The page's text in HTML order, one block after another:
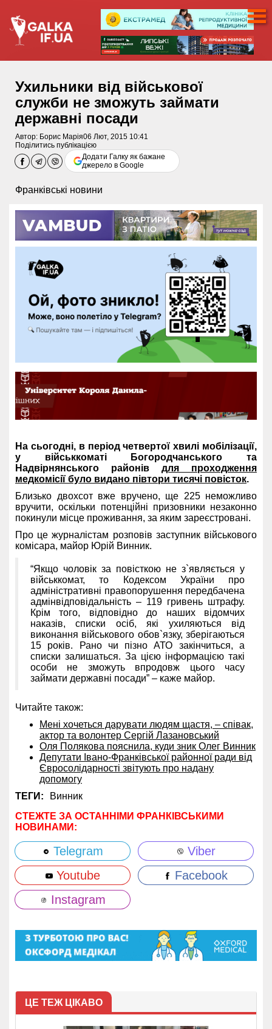
Ухильники від військової
служби не зможуть займати
державні посади
Автор: Борис Марія06 Лют, 2015 10:41
Поділитись публікацією
Додати Галку як бажане
джерело в Google
Франківські новини
На сьогодні, в період четвертої хвилі мобілізації,
у військкоматі Богородчанського та
Надвірнянського районів для проходження
медкомісії було видано півтори тисячі повісток.
Близько двохсот вже вручено, ще 225 неможливо
вручити, оскільки потенційні призовники незаконно
покинули місце проживання, за яким зареєстровані.
Про це журналістам розповів заступник військового
комісара, майор Юрій Винник.
“Якщо чоловік за повісткою не з`являється у
військкомат, то Кодексом України про
адміністративні правопорушення передбачена
адмінвідповідальність – 119 гривень штрафу.
Крім того, відповідно до наших відомчих
наказів, списки осіб, які ухиляються від
виконання військового обов`язку, зберігаються
15 років. Рано чи пізно АТО закінчиться, а
списки залишаться. За цією інформацією такі
особи не зможуть впродовж цього часу
займати державні посади” – каже майор.
Читайте також:
Мені хочеться дарувати людям щастя, – співак,
актор та волонтер Сергій Лазановський
Оля Полякова пояснила, куди зник Олег Винник
Депутати Івано-Франківської районної ради від
Євросолідарності звітують про надану
допомогу
ТЕГИ:
Винник
СТЕЖТЕ ЗА ОСТАННІМИ ФРАНКІВСЬКИМИ
НОВИНАМИ:
Telegram
Viber
Youtube
Facebook
Instagram
ЦЕ ТЕЖ ЦІКАВО